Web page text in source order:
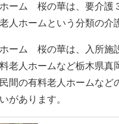
ーム 桜の華は、要介護
人ホームという分類の介
ーム 桜の華は、入所施
老人ホームなど栃木県
間の有料老人ホームな
があります。